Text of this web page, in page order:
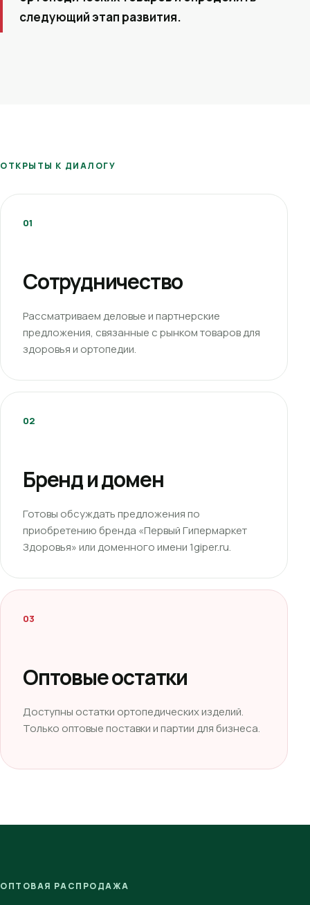
следующий этап развития.
ОТКРЫТЫ К ДИАЛОГУ
01
Сотрудничество
Рассматриваем деловые и партнерские
предложения, связанные с рынком товаров для
здоровья и ортопедии.
02
Бренд и домен
Готовы обсуждать предложения по
приобретению бренда «Первый Гипермаркет
Здоровья» или доменного имени 1giper.ru.
03
Оптовые остатки
Доступны остатки ортопедических изделий.
Только оптовые поставки и партии для бизнеса.
ОПТОВАЯ РАСПРОДАЖА